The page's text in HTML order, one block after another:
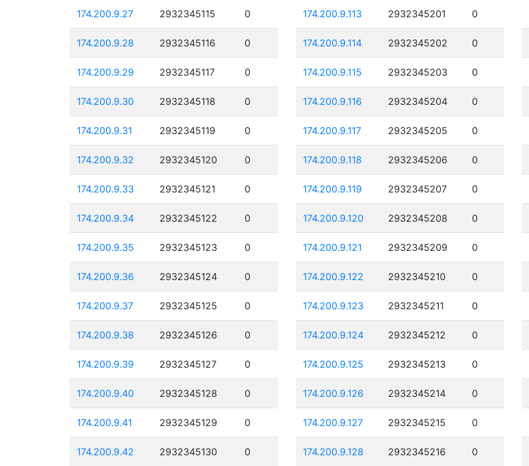
174.200.9.27 2932345115 0
174.200.9.28 2932345116 0
174.200.9.29 2932345117 0
174.200.9.30 2932345118 0
174.200.9.31 2932345119 0
174.200.9.32 2932345120 0
174.200.9.33 2932345121 0
174.200.9.34 2932345122 0
174.200.9.35 2932345123 0
174.200.9.36 2932345124 0
174.200.9.37 2932345125 0
174.200.9.38 2932345126 0
174.200.9.39 2932345127 0
174.200.9.40 2932345128 0
174.200.9.41 2932345129 0
174.200.9.42 2932345130 0
174.200.9.113 2932345201 0
174.200.9.114 2932345202 0
174.200.9.115 2932345203 0
174.200.9.116 2932345204 0
174.200.9.117 2932345205 0
174.200.9.118 2932345206 0
174.200.9.119 2932345207 0
174.200.9.120 2932345208 0
174.200.9.121 2932345209 0
174.200.9.122 2932345210 0
174.200.9.123 2932345211 0
174.200.9.124 2932345212 0
174.200.9.125 2932345213 0
174.200.9.126 2932345214 0
174.200.9.127 2932345215 0
174.200.9.128 2932345216 0